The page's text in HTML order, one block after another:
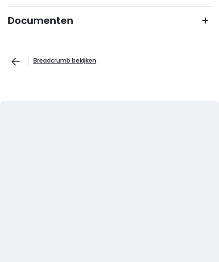
Documenten
Breadcrumb bekijken